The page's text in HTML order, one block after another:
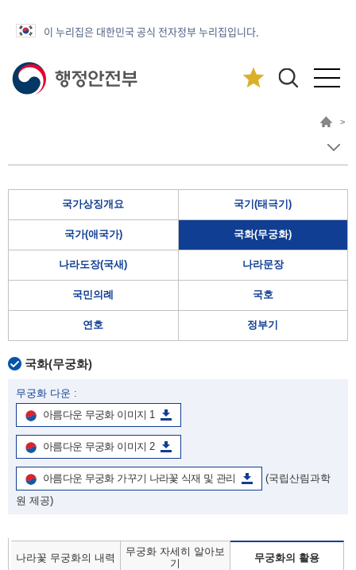
이 누리집은 대한민국 공식 전자정부 누리집입니다.
>
국가상징개요 국기(태극기)
국가(애국가) 국화(무궁화)
나라도장(국새) 나라문장
국민의례 국호
연호 정부기
국화(무궁화)
무궁화 다운 :
아름다운 무궁화 이미지 1
아름다운 무궁화 이미지 2
아름다운 무궁화 가꾸기 나라꽃 식재 및 관리
(국립산림과학
원 제공)
나라꽃 무궁화의 내력
무궁화 자세히 알아보
기
무궁화의 활용